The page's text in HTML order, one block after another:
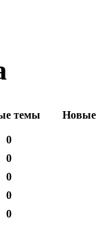
темы Новые
0
0
0
0
0